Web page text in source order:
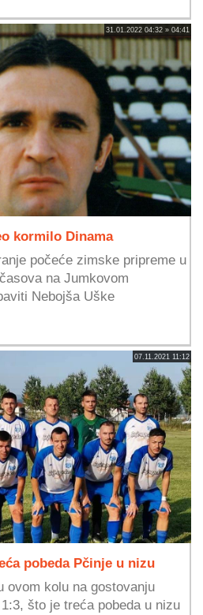
31.01.2022 04:32 » 04:41
kormilo Dinama
počeće zimske pripreme u
na Jumkovom
Nebojša Uške
07.11.2021 11:12
pobeda Pčinje u nizu
ovom kolu na gostovanju
što je treća pobeda u nizu